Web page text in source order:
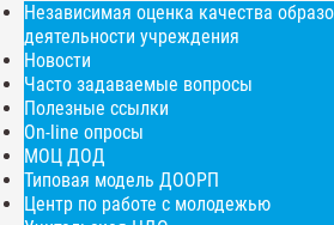
Независимая оценка качества
деятельности учреждения
Новости
Часто задаваемые вопросы
Полезные ссылки
On-line опросы
МОЦ ДОД
Типовая модель ДООРП
Центр по работе с молодежью